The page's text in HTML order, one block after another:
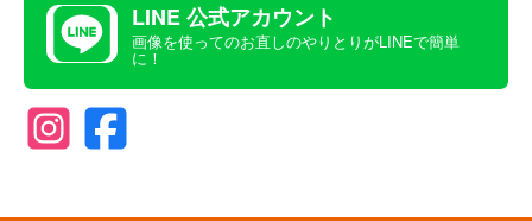
LINE 公式アカウント
画像を使ってのお直しのやりとりがLINEで簡単
に！